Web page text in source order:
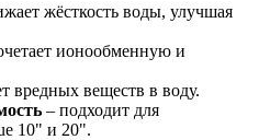
жёсткость воды, улучшая
ионообменную и
вредных веществ в воду.
– подходит для
10" и 20".